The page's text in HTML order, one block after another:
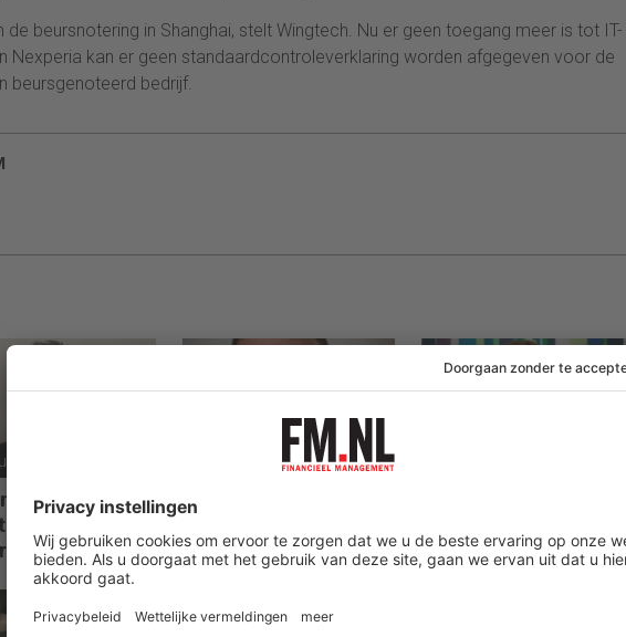
beursnotering in Shanghai, stelt Wingtech. Nu er geen toegang meer is tot IT-
Nexperia kan er geen standaardcontroleverklaring worden afgegeven voor de
beursgenoteerd bedrijf.
2026
van Pol RC:
equity draait
visie
05 augustus 2026
Over waarde: hoe
koersverdubbeling
eigenlijk?
versterkt
partnerteam CFO